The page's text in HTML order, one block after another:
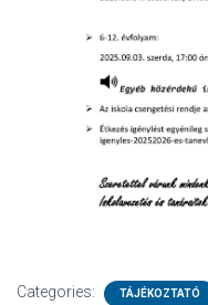
Categories: TÁJÉKOZTATÓ